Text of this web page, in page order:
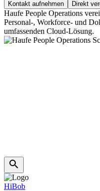
Kontakt aufnehmen Direkt
Haufe People Operations
Personal-, Workforce- und
umfassenden Cloud-Lösung.
HiBob